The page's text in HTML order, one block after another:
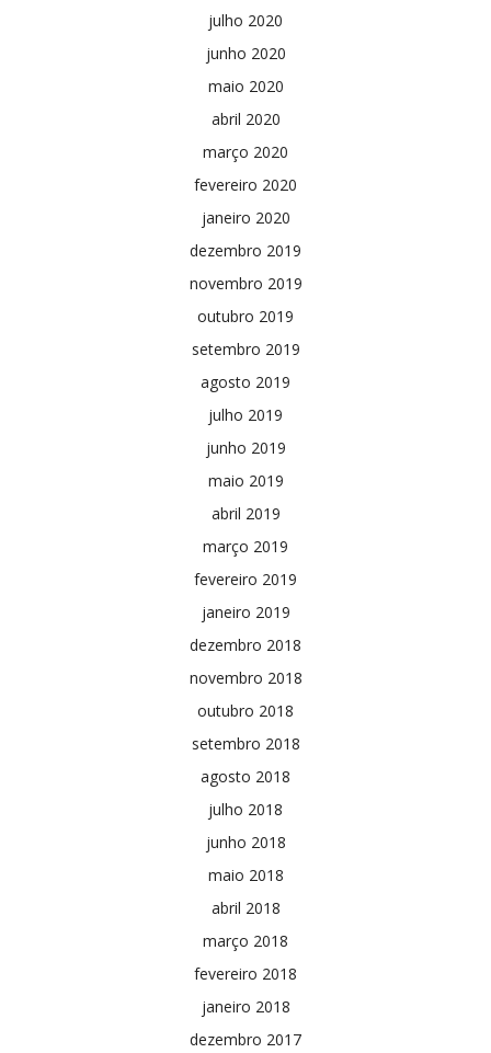
julho 2020
junho 2020
maio 2020
abril 2020
março 2020
fevereiro 2020
janeiro 2020
dezembro 2019
novembro 2019
outubro 2019
setembro 2019
agosto 2019
julho 2019
junho 2019
maio 2019
abril 2019
março 2019
fevereiro 2019
janeiro 2019
dezembro 2018
novembro 2018
outubro 2018
setembro 2018
agosto 2018
julho 2018
junho 2018
maio 2018
abril 2018
março 2018
fevereiro 2018
janeiro 2018
dezembro 2017